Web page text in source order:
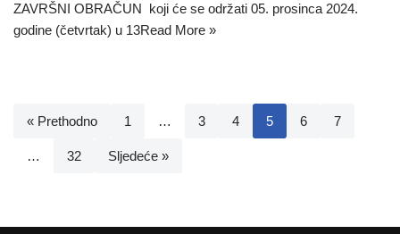
ZAVRŠNI OBRAČUN koji će se održati 05. prosinca 2024.
godine (četvrtak) u 13Read More »
« Prethodno 1 … 3 4 5 6 7
… 32 Sljedeće »